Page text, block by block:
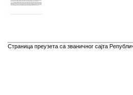
Страница преузета са званичног сајта